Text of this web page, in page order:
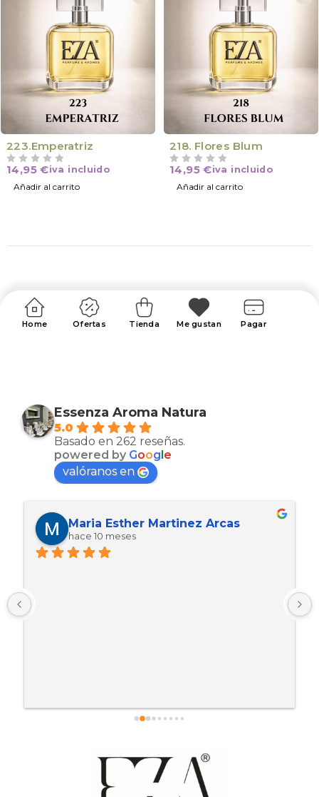
223.Emperatriz
14,95€iva incluido
Añadir al carrito
218. Flores Blum
14,95€iva incluido
Añadir al carrito
Home Ofertas Tienda Me gustan Pagar
Essenza Aroma Natura
5.0
Basado en 262 reseñas.
powered by Goog e
valóranos en
Maria Esther Martinez Arcas
hace 10 meses